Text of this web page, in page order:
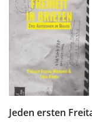
Jeden ersten